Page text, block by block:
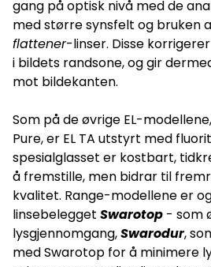
gang på optisk nivå med de
med større synsfelt og bruken
flattener-linser. Disse
i bildets randsone, og gir
mot bildekanten.
Som på de øvrige EL-
Pure, er EL TA utstyrt med
spesialglasset er kostbart,
å fremstille, men bidrar til
kvalitet. Range-modellene er
linsebelegget Swarotop - som
lysgjennomgang,Swarodur,
med Swarotop for å minimere